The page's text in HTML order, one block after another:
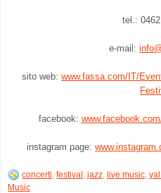
tel.:
e-mail:
sito web: www.fassa.com/IT/
facebook:
instagram page:
concerti, festival, jazz, live music,
Music